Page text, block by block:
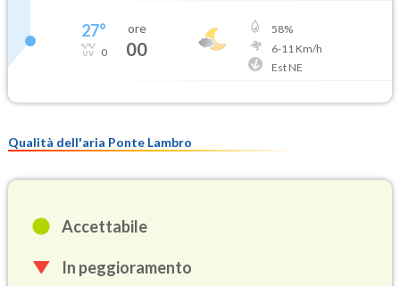
27°
0
ore
00
58%
6-11 Km/h
Est NE
Qualità dell'aria Ponte Lambro
Accettabile
In peggioramento